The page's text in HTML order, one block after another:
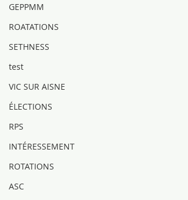
GEPPMM
ROATATIONS
SETHNESS
test
VIC SUR AISNE
ÉLECTIONS
RPS
INTÉRESSEMENT
ROTATIONS
ASC